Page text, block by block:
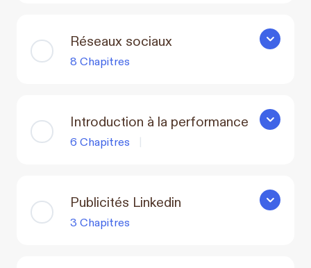
Réseaux sociaux
8 Chapitres
Réseaux
Introduction à la performance
6 Chapitres |
Publicités Linkedin
3 Chapitres
Publicités